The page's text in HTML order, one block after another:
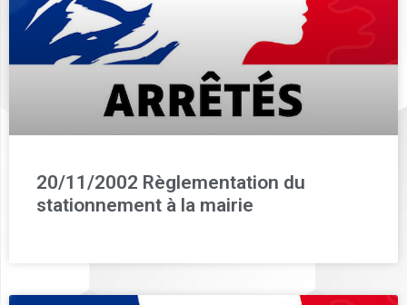
20/11/2002 Règlementation du
stationnement à la mairie